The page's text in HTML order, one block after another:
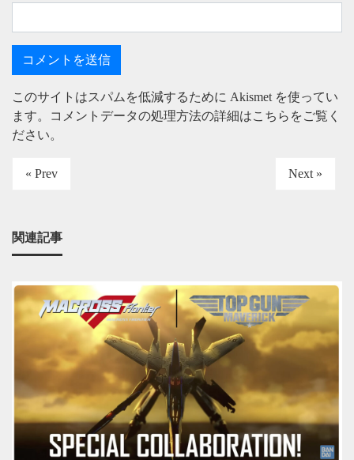
このサイトはスパムを低減するために Akismet を使ってい
ます。
コメントデータの処理方法の詳細はこちらをご覧く
ださい。
« Prev Next »
関連記事